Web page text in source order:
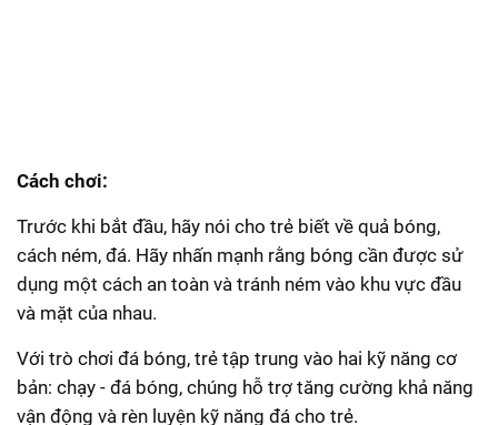
Cách chơi:
Trước khi bắt đầu, hãy nói cho trẻ biết về quả bóng,
cách ném, đá. Hãy nhấn mạnh rằng bóng cần được sử
dụng một cách an toàn và tránh ném vào khu vực đầu
và mặt của nhau.
Với trò chơi đá bóng, trẻ tập trung vào hai kỹ năng cơ
bản: chạy - đá bóng, chúng hỗ trợ tăng cường khả năng
vận động và rèn luyện kỹ năng đá cho trẻ.